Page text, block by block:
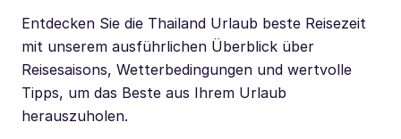
Entdecken Sie die Thailand Urlaub beste Reisezeit
mit unserem ausführlichen Überblick über
Reisesaisons, Wetterbedingungen und wertvolle
Tipps, um das Beste aus Ihrem Urlaub
herauszuholen.